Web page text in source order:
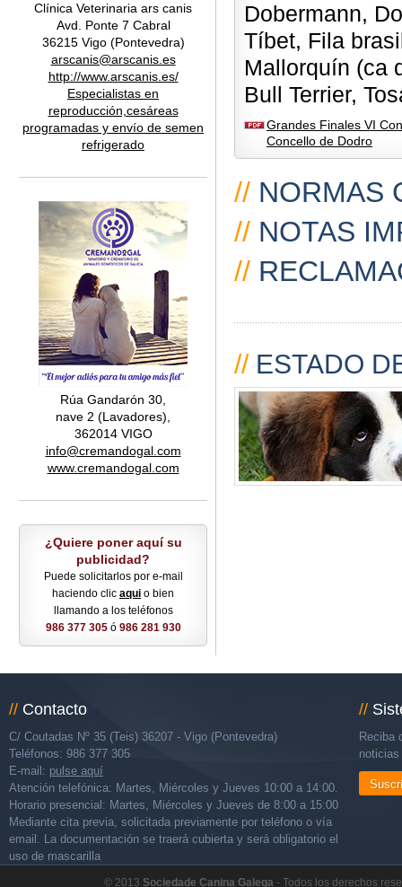
Clínica Veterinaria ars canis
Avd. Ponte 7 Cabral
36215 Vigo (Pontevedra)
arscanis@arscanis.es
http://www.arscanis.es/
Especialistas en
reproducción,cesáreas
programadas y envío de semen
refrigerado
Rúa Gandarón 30,
nave 2 (Lavadores),
362014 VIGO
info@cremandogal.com
www.cremandogal.com
¿Quiere poner aquí su
publicidad?
Puede solicitarlos por e-mail
haciendo clic aqui o bien
llamando a los teléfonos
986 377 305ó 986 281 930
Dobermann,
Tíbet, Fila
Mallorquín (ca
Bull Terrier,
Grandes Finales VI
Concello de Dodro
// NORMAS
// NOTAS
//
//ESTADO
// Contacto
C/ Coutadas Nº 35 (Teis) 36207 - Vigo (Pontevedra)
Teléfonos: 986 377 305
E-mail: pulse aquí
Atención telefónica: Martes, Miércoles y Jueves 10:00 a 14:00.
Horario presencial: Martes, Miércoles y Jueves de 8:00 a 15:00
Mediante cita previa, solicitada previamente por teléfono o vía
email. La documentación se traerá cubierta y será obligatorio el
uso de mascarilla
//
Reciba
© 2013 Sociedade Canina Galega - Todos los derechos